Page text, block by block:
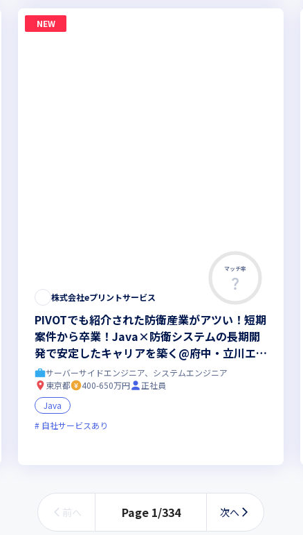
残業月20時
NEW
マッチ率
株式会社eプリントサービス
PIVOTでも紹介された防衛産業がアツい！短期
案件から卒業！Java×防衛システムの長期開
発で安定したキャリアを築く@府中・立川エリ
ア｜社会貢献性◎キャリアアップ◎防衛システ
ム開発
サーバーサイドエンジニア、システムエンジニア
東京都
400-650万円
正社員
Java
自社サービスあり
前へ Page 1/334 次へ